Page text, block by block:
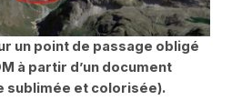
un point de passage obligé
à partir d’un document
sublimée et colorisée).